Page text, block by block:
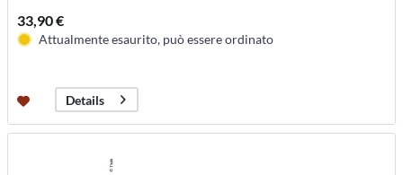
33,90 €
Attualmente esaurito, può essere ordinato
Details